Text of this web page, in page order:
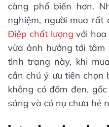
càng phổ biến hơn.
nghiệm, người mua rất
Điệp chất lượng với hoa
vừa ảnh hưởng tới
tình trạng này, khi
cần chú ý ưu tiên chọn
không có đốm đen,
sáng và có nụ chưa hé